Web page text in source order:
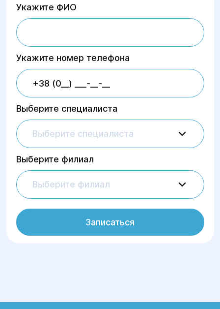
Укажите ФИО
Укажите номер телефона
Выберите специалиста
Выберите специалиста
Выберите филиал
Выберите филиал
Записаться